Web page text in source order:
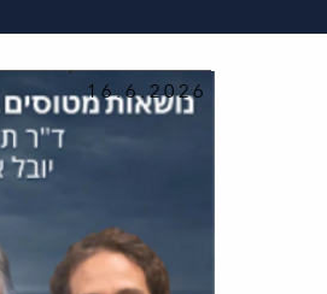
16.6.2026